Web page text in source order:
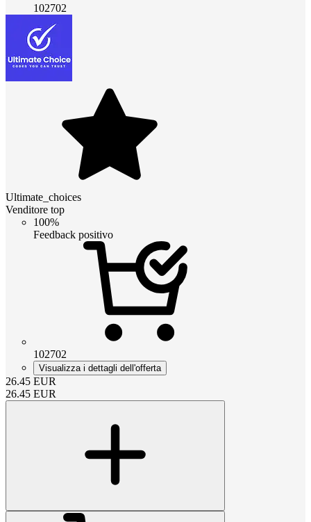
102702
Ultimate_choices
Venditore top
100%
Feedback positivo
102702
Visualizza i dettagli dell'offerta
26.45 EUR
26.45 EUR